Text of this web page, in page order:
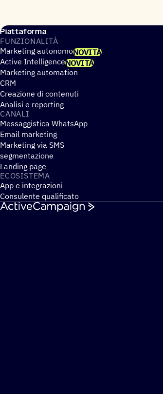
Piattaforma
FUNZIO­NA­LITÀ
Marketing autonomoNOVITÀ
Active IntelligenceNOVITÀ
Marketing automation
CRM
Creazione di contenuti
Analisi e reporting
CANALI
Messaggistica WhatsApp
Email marketing
Marketing via SMS
segmentazione
Landing page
ECOSI­STEMA
App e integrazioni
Consulente qualificato